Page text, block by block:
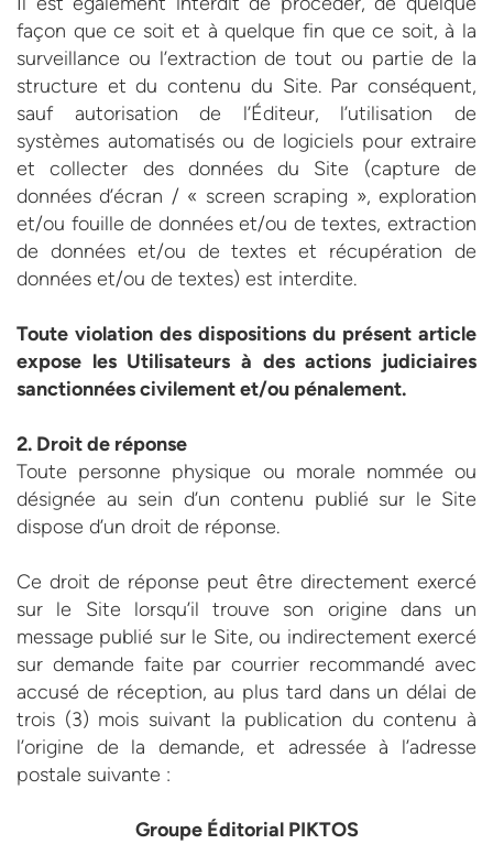
façon que ce soit et à quelque fin que ce soit, à la
surveillance ou l’extraction de tout ou partie de la
structure et du contenu du Site. Par conséquent,
sauf autorisation de l’Éditeur, l’utilisation de
systèmes automatisés ou de logiciels pour extraire
et collecter des données du Site (capture de
données d’écran / « screen scraping », exploration
et/ou fouille de données et/ou de textes, extraction
de données et/ou de textes et récupération de
données et/ou de textes) est interdite.
Toute violation des dispositions du présent article
expose les Utilisateurs à des actions judiciaires
sanctionnées civilement et/ou pénalement.
2. Droit de réponse
Toute personne physique ou morale nommée ou
désignée au sein d’un contenu publié sur le Site
dispose d’un droit de réponse.
Ce droit de réponse peut être directement exercé
sur le Site lorsqu’il trouve son origine dans un
message publié sur le Site, ou indirectement exercé
sur demande faite par courrier recommandé avec
accusé de réception, au plus tard dans un délai de
trois (3) mois suivant la publication du contenu à
l’origine de la demande, et adressée à l’adresse
postale suivante :
Groupe Éditorial PIKTOS